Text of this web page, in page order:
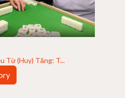
Từ (Huy) Tăng: T...